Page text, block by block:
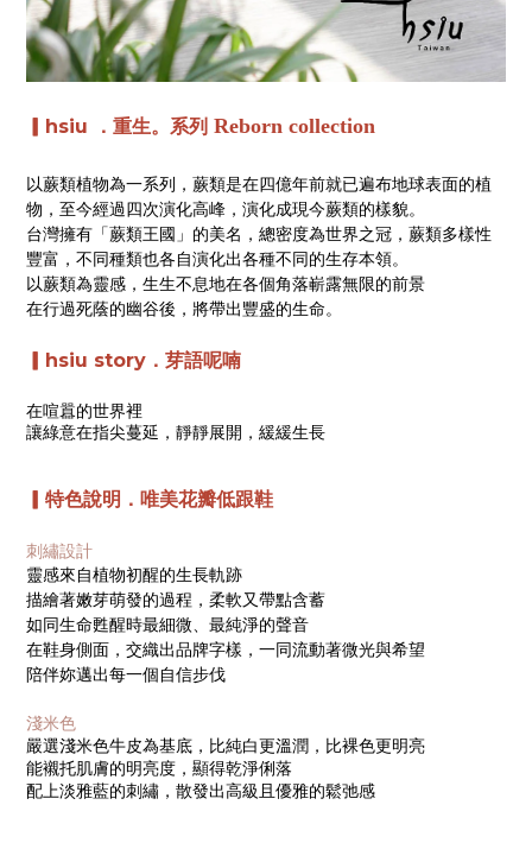
▎hsiu ． 重生。系列 Reborn collection
以蕨類植物為一系列，蕨類是在四億年前就已遍布地球表面的植
物，至今經過四次演化高峰，演化成現今蕨類的樣貌。
台灣擁有「蕨類王國」的美名，總密度為世界之冠，蕨類多樣性
豐富，不同種類也各自演化出各種不同的生存本領。
以蕨類為靈感，生生不息地在各個角落嶄露無限的前景
在行過死蔭的幽谷後，將帶出豐盛的生命。
▎hsiu story．芽語呢喃
在喧囂的世界裡
讓綠意在指尖蔓延，靜靜展開，緩緩生長
▎特色說明．唯美花瓣低跟鞋
刺繡設計
靈感來自植物初醒的生長軌跡
描繪著嫩芽萌發的過程， 柔軟又帶點含蓄
如同生命甦醒時最細微、最純淨的聲音
在鞋身側面，交織出品牌字樣，一同流動著微光與希望
陪伴妳邁出每一個自信步伐
淺米色
嚴選淺米色牛皮為基底，比純白更溫潤，比裸色更明亮
能襯托肌膚的明亮度，顯得乾淨俐落
配上淡雅藍的刺繡，散發出高級且優雅的鬆弛感